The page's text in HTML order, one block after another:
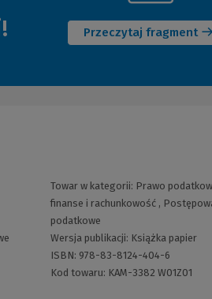
Przeczytaj fragment
(Nowe
okno)
do
innej
strony)
Towar w kategorii: Prawo
finanse i rachunkowość,
podatkowe
Wersja publikacji: Książka papier
ISBN: 978-83-8124-404-6
Kod towaru: KAM-3382 W01Z01